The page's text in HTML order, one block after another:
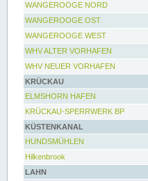
WANGEROOGE NORD
WANGEROOGE OST
WANGEROOGE WEST
WHV ALTER VORHAFEN
WHV NEUER VORHAFEN
KRÜCKAU
ELMSHORN HAFEN
KRÜCKAU-SPERRWERK BP
KÜSTENKANAL
HUNDSMÜHLEN
Hilkenbrook
LAHN